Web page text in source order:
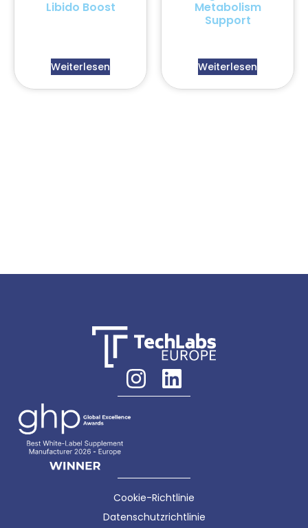
Libido Boost
Weiterlesen
Metabolism
Support
Weiterlesen
Cookie-Richtlinie
Datenschutzrichtlinie